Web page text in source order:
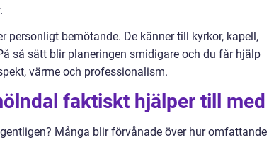
bemötande. De känner till kyrkor, kapell,
så sätt blir planeringen smidigare och du får hjälp
värme och professionalism.
faktiskt hjälper till med
Många blir förvånade över hur omfattande